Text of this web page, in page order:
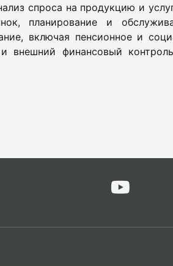
спроса на продукцию и
планирование и
включая пенсионное и
финансовый